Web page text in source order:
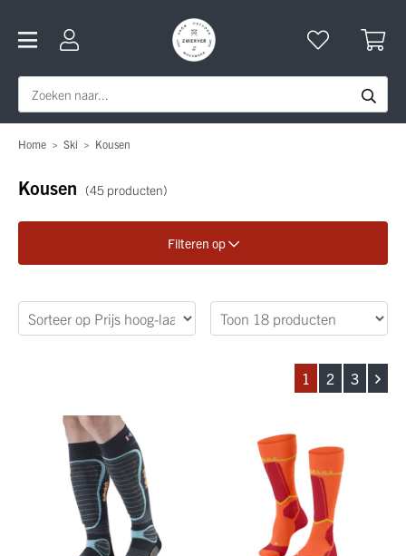
Home > Ski > Kousen
Kousen (45 producten)
Filteren op
Verfijn je zoekopdracht
1 2 3